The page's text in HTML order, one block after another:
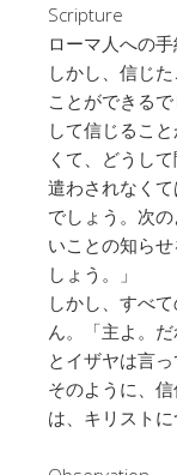
Scripture
ローマ人への
しかし、信じ
ことができる
して信じるこ
くて、どうし
遣わされなく
でしょう。次
いことの知ら
しょう。」
しかし、すべ
ん。「主よ。
とイザヤは言っ
そのように、
は、キリスト